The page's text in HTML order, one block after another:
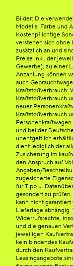
Bilder: Die
Modells. Farbe und
Kostenpflichtige
verstehen sich ohne
zusätzlich an und
Preise inkl. der
Gewerbe), zu einer
Anzahlung können
auch
Kraftstoffverbrauch:
Kraftstoffverbrauch
neuer
Kraftstoffverbrauch
und bei der
unentgeltlich
dient lediglich der
Zusicherung im
den Anspruch auf
Angaben/
zugesicherte
für Tipp u.
gesondert zu
kann nicht
Lieferlage
Widerrufsrechte,
und die genauen
jeweiligen
kein bindendes
durch den
Leasingangebote